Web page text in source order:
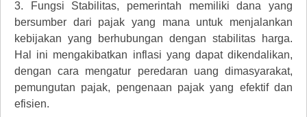
3.
Fungsi Stabilitas, pemerintah memiliki dana yang
bersumber dari pajak yang mana untuk menjalankan
kebijakan yang berhubungan dengan stabilitas harga.
Hal ini mengakibatkan inflasi yang dapat dikendalikan,
dengan cara mengatur peredaran uang dimasyarakat,
pemungutan pajak, pengenaan pajak yang efektif dan
efisien.